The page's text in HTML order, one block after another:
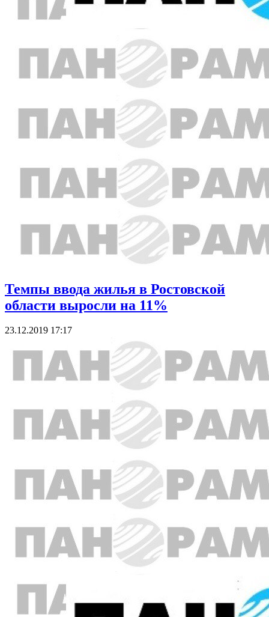
Темпы ввода жилья в Ростовской
области выросли на 11%
23.12.2019 17:17